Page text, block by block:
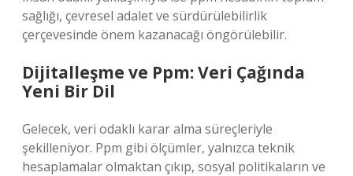
sağlığı, çevresel adalet ve sürdürülebilirlik
çerçevesinde önem kazanacağı öngörülebilir.
Dijitalleşme ve Ppm: Veri Çağında
Yeni Bir Dil
Gelecek, veri odaklı karar alma süreçleriyle
şekilleniyor. Ppm gibi ölçümler, yalnızca teknik
hesaplamalar olmaktan çıkıp, sosyal politikaların ve